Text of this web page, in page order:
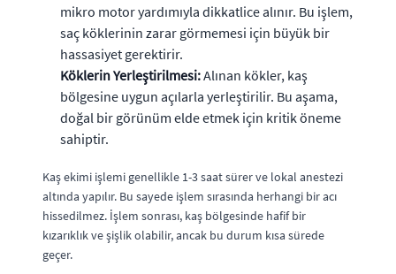
mikro motor yardımıyla dikkatlice alınır. Bu işlem,
saç köklerinin zarar görmemesi için büyük bir
hassasiyet gerektirir.
Köklerin Yerleştirilmesi:Alınan kökler, kaş
bölgesine uygun açılarla yerleştirilir. Bu aşama,
doğal bir görünüm elde etmek için kritik öneme
sahiptir.
Kaş ekimi işlemi genellikle 1-3 saat sürer ve lokal anestezi
altında yapılır. Bu sayede işlem sırasında herhangi bir acı
hissedilmez. İşlem sonrası, kaş bölgesinde hafif bir
kızarıklık ve şişlik olabilir, ancak bu durum kısa sürede
geçer.